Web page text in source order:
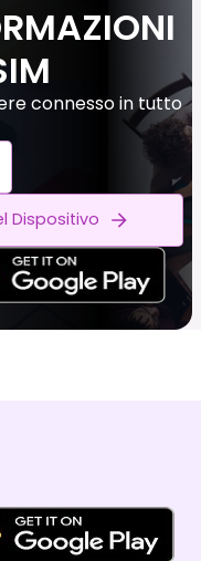
connesso in tutto
Dispositivo